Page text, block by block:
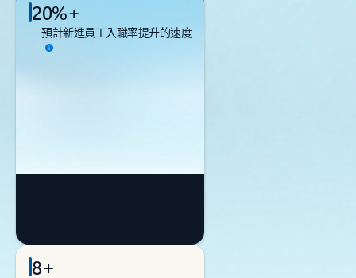
20%+
預計新進員工入職率提升的速度
8+